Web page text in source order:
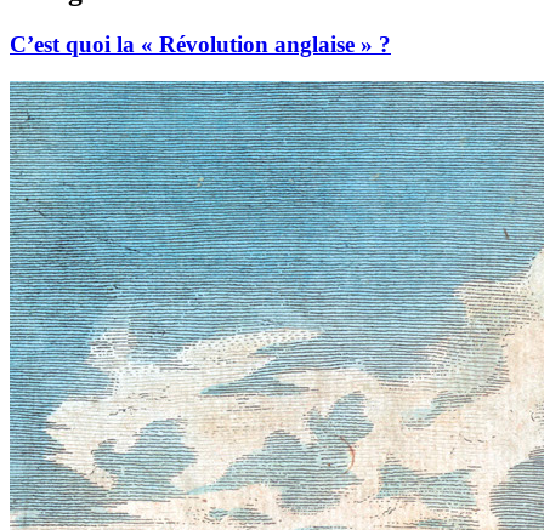
C’est quoi la « Révolution anglaise » ?